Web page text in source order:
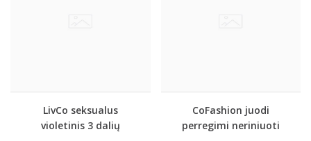
LivCo seksualus
violetinis 3 dalių
CoFashion juodi
perregimi neriniuoti